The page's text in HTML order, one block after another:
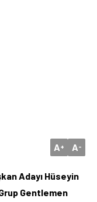
A+ A-
Adayı Hüseyin
Gentlemen